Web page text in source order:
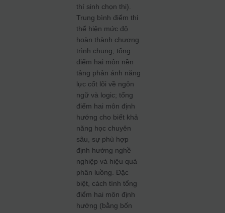
thí sinh chọn thi).
Trung bình điểm thi
thể hiện mức độ
hoàn thành chương
trình chung; tổng
điểm hai môn nền
tảng phản ánh năng
lực cốt lõi về ngôn
ngữ và logic; tổng
điểm hai môn định
hướng cho biết khả
năng học chuyên
sâu, sự phù hợp
định hướng nghề
nghiệp và hiệu quả
phân luồng. Đặc
biệt, cách tính tổng
điểm hai môn định
hướng (bằng bốn